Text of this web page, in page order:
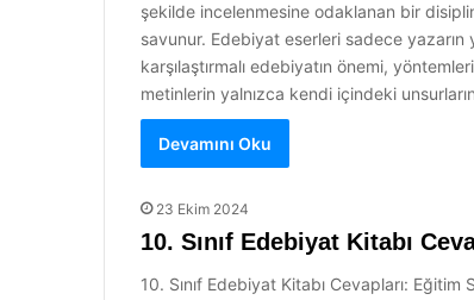
şekilde incelenmesine odaklanan bir
savunur. Edebiyat eserleri sadece
karşılaştırmalı edebiyatın önemi,
metinlerin yalnızca kendi içindeki
Devamını Oku
23 Ekim 2024
10. Sınıf Edebiyat Kitabı
10. Sınıf Edebiyat Kitabı Cevapları: